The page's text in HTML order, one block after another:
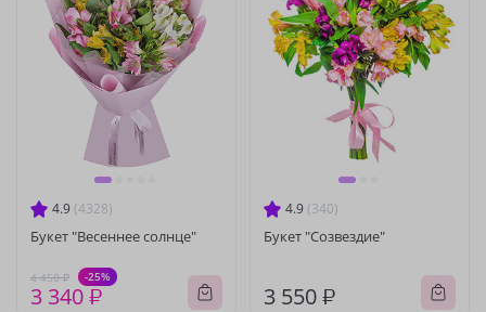
4.9 (4328)
Букет "Весеннее солнце"
4 450 ₽ -25%
3 340 ₽
4.9 (340)
Букет "Созвездие"
3 550 ₽